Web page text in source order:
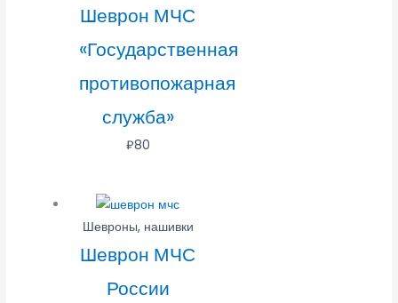
Шеврон МЧС
«Государственная
противопожарная
служба»
₽80
Шевроны, нашивки
Шеврон МЧС
России